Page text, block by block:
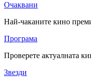
Очаквани
Най-чаканите кино
Програма
Проверете актуалната
Звезди